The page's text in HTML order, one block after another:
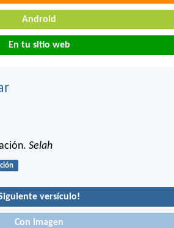
Android
En tu sitio web
Selah
versículo!
Con imagen